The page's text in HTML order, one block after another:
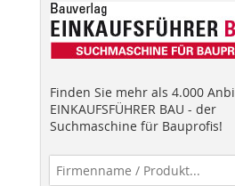
Finden Sie mehr als 4.000
EINKAUFSFÜHRER BAU - der
Suchmaschine für Bauprofis!